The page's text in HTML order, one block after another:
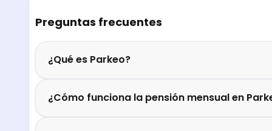
Preguntas frecuentes
¿Qué es Parkeo?
¿Cómo funciona la pensión mensual en